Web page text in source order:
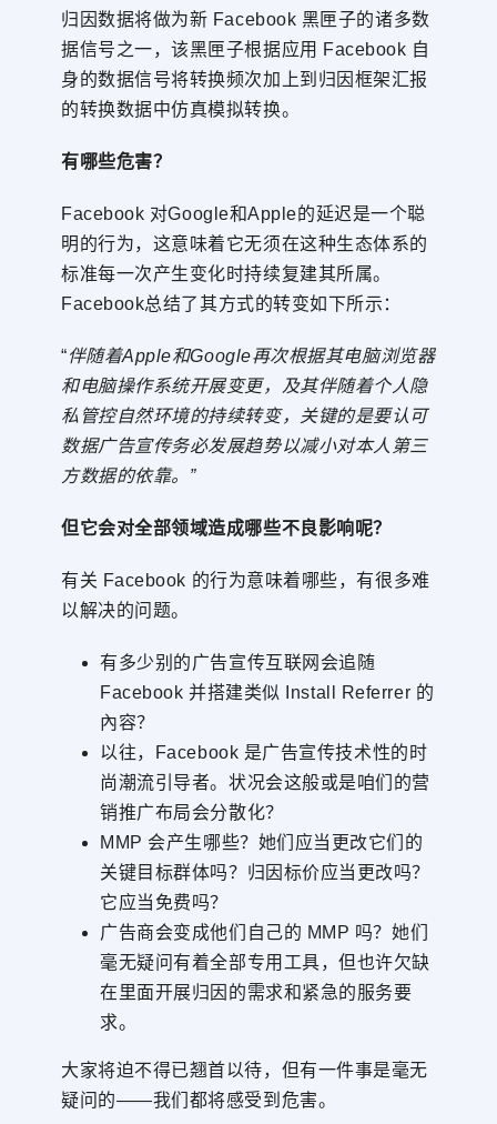
归因数据将做为新 Facebook 黑匣子的诸多数
据信号之一，该黑匣子根据应用 Facebook 自
身的数据信号将转换频次加上到归因框架汇报
的转换数据中仿真模拟转换。
有哪些危害？
Facebook 对Google和Apple的延迟是一个聪
明的行为，这意味着它无须在这种生态体系的
标准每一次产生变化时持续复建其所属。
Facebook总结了其方式的转变如下所示：
“伴随着Apple和Google再次根据其电脑浏览器
和电脑操作系统开展变更，及其伴随着个人隐
私管控自然环境的持续转变，关键的是要认可
数据广告宣传务必发展趋势以减小对本人第三
方数据的依靠。”
但它会对全部领域造成哪些不良影响呢？
有关 Facebook 的行为意味着哪些，有很多难
以解决的问题。
有多少别的广告宣传互联网会追随
Facebook 并搭建类似 Install Referrer 的
內容？
以往，Facebook 是广告宣传技术性的时
尚潮流引导者。状况会这般或是咱们的营
销推广布局会分散化？
MMP 会产生哪些？她们应当更改它们的
关键目标群体吗？归因标价应当更改吗？
它应当免费吗？
广告商会变成他们自己的 MMP 吗？她们
毫无疑问有着全部专用工具，但也许欠缺
在里面开展归因的需求和紧急的服务要
求。
大家将迫不得已翘首以待，但有一件事是毫无
疑问的——我们都将感受到危害。